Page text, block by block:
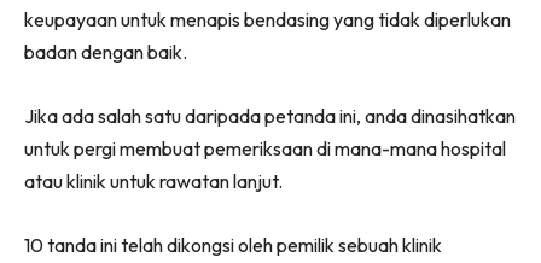
keupayaan untuk menapis bendasing yang tidak diperlukan
badan dengan baik.
Jika ada salah satu daripada petanda ini, anda dinasihatkan
untuk pergi membuat pemeriksaan di mana-mana hospital
atau klinik untuk rawatan lanjut.
10 tanda ini telah dikongsi oleh pemilik sebuah klinik